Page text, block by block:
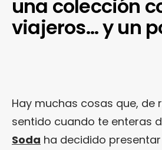
una colección
viajeros… y un
Hay muchas cosas que, de
sentido cuando te enteras
Soda ha decidido